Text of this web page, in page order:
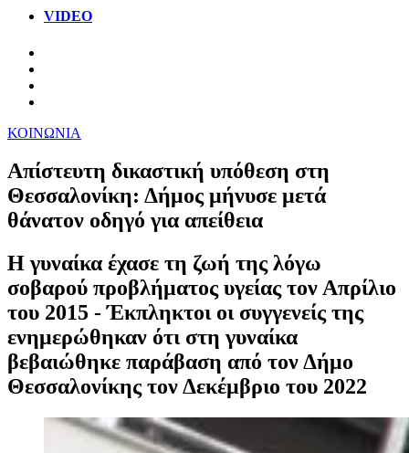
VIDEO
ΚΟΙΝΩΝΙΑ
Απίστευτη δικαστική υπόθεση στη
Θεσσαλονίκη: Δήμος μήνυσε μετά
θάνατον οδηγό για απείθεια
Η γυναίκα έχασε τη ζωή της λόγω
σοβαρού προβλήματος υγείας τον Απρίλιο
του 2015 - Έκπληκτοι οι συγγενείς της
ενημερώθηκαν ότι στη γυναίκα
βεβαιώθηκε παράβαση από τον Δήμο
Θεσσαλονίκης τον Δεκέμβριο του 2022